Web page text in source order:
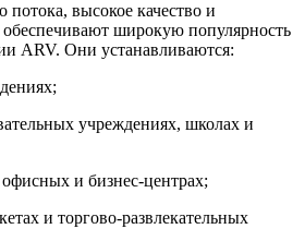
потока, высокое качество и
широкую популярность
ARV. Они устанавливаются:
учреждениях, школах и
и бизнес-центрах;
и торгово-развлекательных